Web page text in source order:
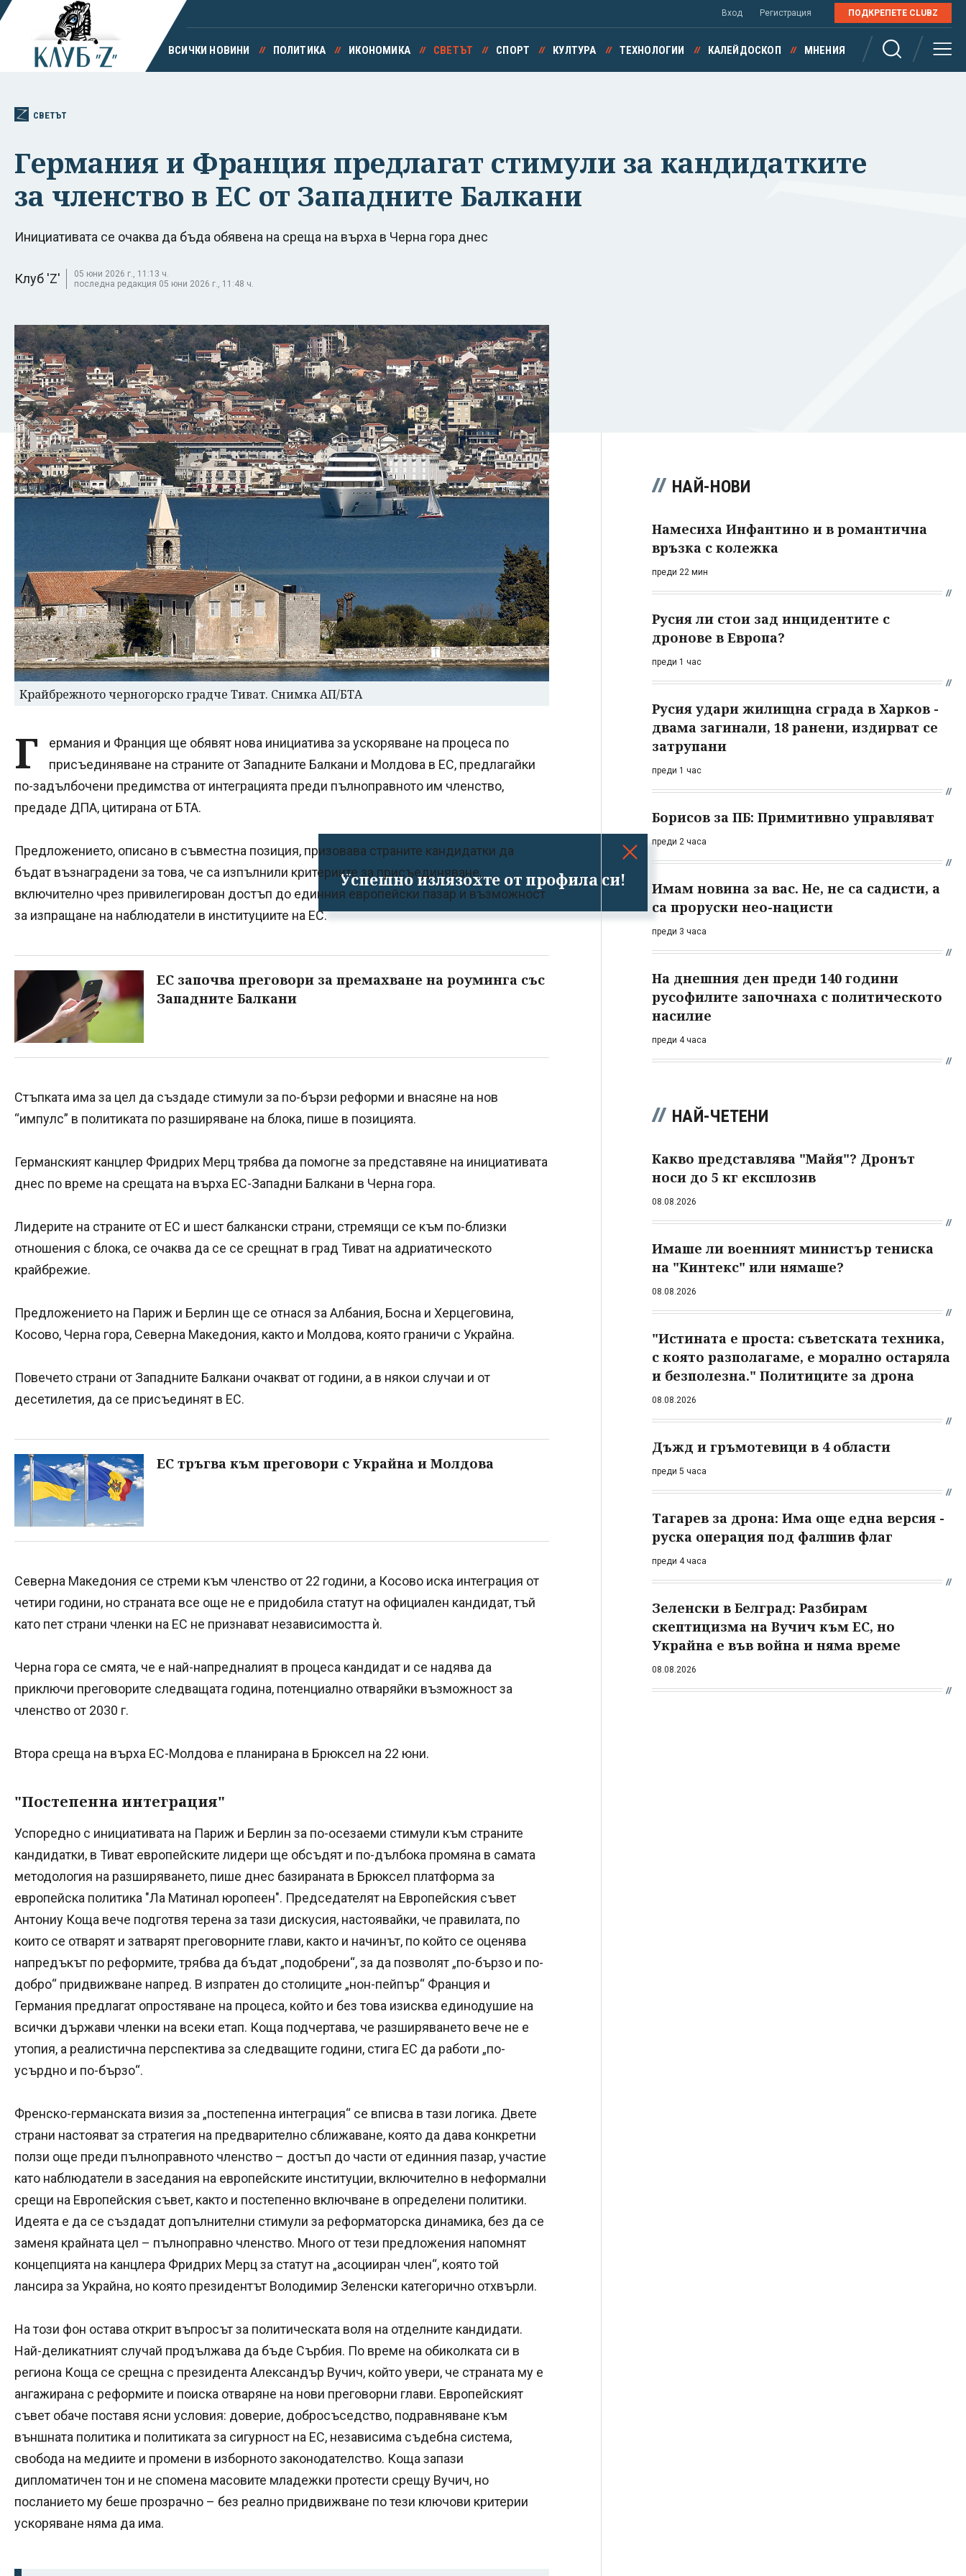
Успешно излязохте от профила си!
Вход Регистрация ПОДКРЕПЕТЕ CLUBZ
ВСИЧКИ НОВИНИ ПОЛИТИКА ИКОНОМИКА СВЕТЪТ СПОРТ КУЛТУРА ТЕХНОЛОГИИ КАЛЕЙДОСКОП МНЕНИЯ
СВЕТЪТ
Германия и Франция предлагат стимули за кандидатките
за членство в ЕС от Западните Балкани
Инициативата се очаква да бъда обявена на среща на върха в Черна гора днес
Клуб 'Z'
05 юни 2026 г., 11:13 ч.
последна редакция 05 юни 2026 г., 11:48 ч.
Крайбрежното черногорско градче Тиват. Снимка АП/БТА
Г
ермания и Франция ще обявят нова инициатива за ускоряване на процеса по
присъединяване на страните от Западните Балкани и Молдова в ЕС, предлагайки
по-задълбочени предимства от интеграцията преди пълноправното им членство,
предаде ДПА, цитирана от БТА.
Предложението, описано в съвместна позиция, призовава страните кандидатки да
бъдат възнаградени за това, че са изпълнили критериите за присъединяване,
включително чрез привилегирован достъп до единния европейски пазар и възможност
за изпращане на наблюдатели в институциите на ЕС.
ЕС започва преговори за премахване на роуминга със
Западните Балкани
Стъпката има за цел да създаде стимули за по-бързи реформи и внасяне на нов
“импулс” в политиката по разширяване на блока, пише в позицията.
Германският канцлер Фридрих Мерц трябва да помогне за представяне на инициативата
днес по време на срещата на върха ЕС-Западни Балкани в Черна гора.
Лидерите на страните от ЕС и шест балкански страни, стремящи се към по-близки
отношения с блока, се очаква да се се срещнат в град Тиват на адриатическото
крайбрежие.
Предложението на Париж и Берлин ще се отнася за Албания, Босна и Херцеговина,
Косово, Черна гора, Северна Македония, както и Молдова, която граничи с Украйна.
Повечето страни от Западните Балкани очакват от години, а в някои случаи и от
десетилетия, да се присъединят в ЕС.
ЕС тръгва към преговори с Украйна и Молдова
Северна Македония се стреми към членство от 22 години, а Косово иска интеграция от
четири години, но страната все още не е придобила статут на официален кандидат, тъй
като пет страни членки на ЕС не признават независимостта ѝ.
Черна гора се смята, че е най-напредналият в процеса кандидат и се надява да
приключи преговорите следващата година, потенциално отваряйки възможност за
членство от 2030 г.
Втора среща на върха ЕС-Молдова е планирана в Брюксел на 22 юни.
"Постепенна интеграция"
Успоредно с инициативата на Париж и Берлин за по-осезаеми стимули към страните
кандидатки, в Тиват европейските лидери ще обсъдят и по-дълбока промяна в самата
методология на разширяването, пише днес базираната в Брюксел платформа за
европейска политика "Ла Матинал юропеен". Председателят на Европейския съвет
Антониу Коща вече подготвя терена за тази дискусия, настоявайки, че правилата, по
които се отварят и затварят преговорните глави, както и начинът, по който се оценява
напредъкът по реформите, трябва да бъдат „подобрени“, за да позволят „по-бързо и по-
добро“ придвижване напред. В изпратен до столиците „нон-пейпър“ Франция и
Германия предлагат опростяване на процеса, който и без това изисква единодушие на
всички държави членки на всеки етап. Коща подчертава, че разширяването вече не е
утопия, а реалистична перспектива за следващите години, стига ЕС да работи „по-
усърдно и по-бързо“.
Френско-германската визия за „постепенна интеграция“ се вписва в тази логика. Двете
страни настояват за стратегия на предварително сближаване, която да дава конкретни
ползи още преди пълноправното членство – достъп до части от единния пазар, участие
като наблюдатели в заседания на европейските институции, включително в неформални
срещи на Европейския съвет, както и постепенно включване в определени политики.
Идеята е да се създадат допълнителни стимули за реформаторска динамика, без да се
заменя крайната цел – пълноправно членство. Много от тези предложения напомнят
концепцията на канцлера Фридрих Мерц за статут на „асоцииран член“, която той
лансира за Украйна, но която президентът Володимир Зеленски категорично отхвърли.
На този фон остава открит въпросът за политическата воля на отделните кандидати.
Най-деликатният случай продължава да бъде Сърбия. По време на обиколката си в
региона Коща се срещна с президента Александър Вучич, който увери, че страната му е
ангажирана с реформите и поиска отваряне на нови преговорни глави. Европейският
съвет обаче поставя ясни условия: доверие, добросъседство, подравняване към
външната политика и политиката за сигурност на ЕС, независима съдебна система,
свобода на медиите и промени в изборното законодателство. Коща запази
дипломатичен тон и не спомена масовите младежки протести срещу Вучич, но
посланието му беше прозрачно – без реално придвижване по тези ключови критерии
ускоряване няма да има.
НАЙ-НОВИ
Намесиха Инфантино и в романтична
връзка с колежка
преди 22 мин
Русия ли стои зад инцидентите с
дронове в Европа?
преди 1 час
Русия удари жилищна сграда в Харков -
двама загинали, 18 ранени, издирват се
затрупани
преди 1 час
Борисов за ПБ: Примитивно управляват
преди 2 часа
Имам новина за вас. Не, не са садисти, а
са проруски нео-нацисти
преди 3 часа
На днешния ден преди 140 години
русофилите започнаха с политическото
насилие
преди 4 часа
НАЙ-ЧЕТЕНИ
Какво представлява "Майя"? Дронът
носи до 5 кг експлозив
08.08.2026
Имаше ли военният министър тениска
на "Кинтекс" или нямаше?
08.08.2026
"Истината е проста: съветската техника,
с която разполагаме, е морално остаряла
и безполезна." Политиците за дрона
08.08.2026
Дъжд и гръмотевици в 4 области
преди 5 часа
Тагарев за дрона: Има още една версия -
руска операция под фалшив флаг
преди 4 часа
Зеленски в Белград: Разбирам
скептицизма на Вучич към ЕС, но
Украйна е във война и няма време
08.08.2026